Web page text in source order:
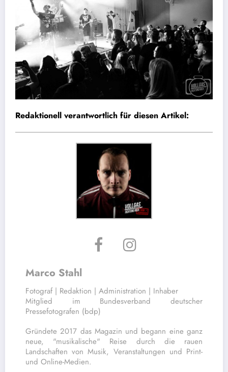
Redaktionell verantwortlich für diesen Artikel:
Marco Stahl
Fotograf | Redaktion | Administration | Inhaber
Mitglied im Bundesverband deutscher
Pressefotografen (bdp)
Gründete 2017 das Magazin und begann eine ganz
neue, "musikalische" Reise durch die rauen
Landschaften von Musik, Veranstaltungen und Print-
und Online-Medien.